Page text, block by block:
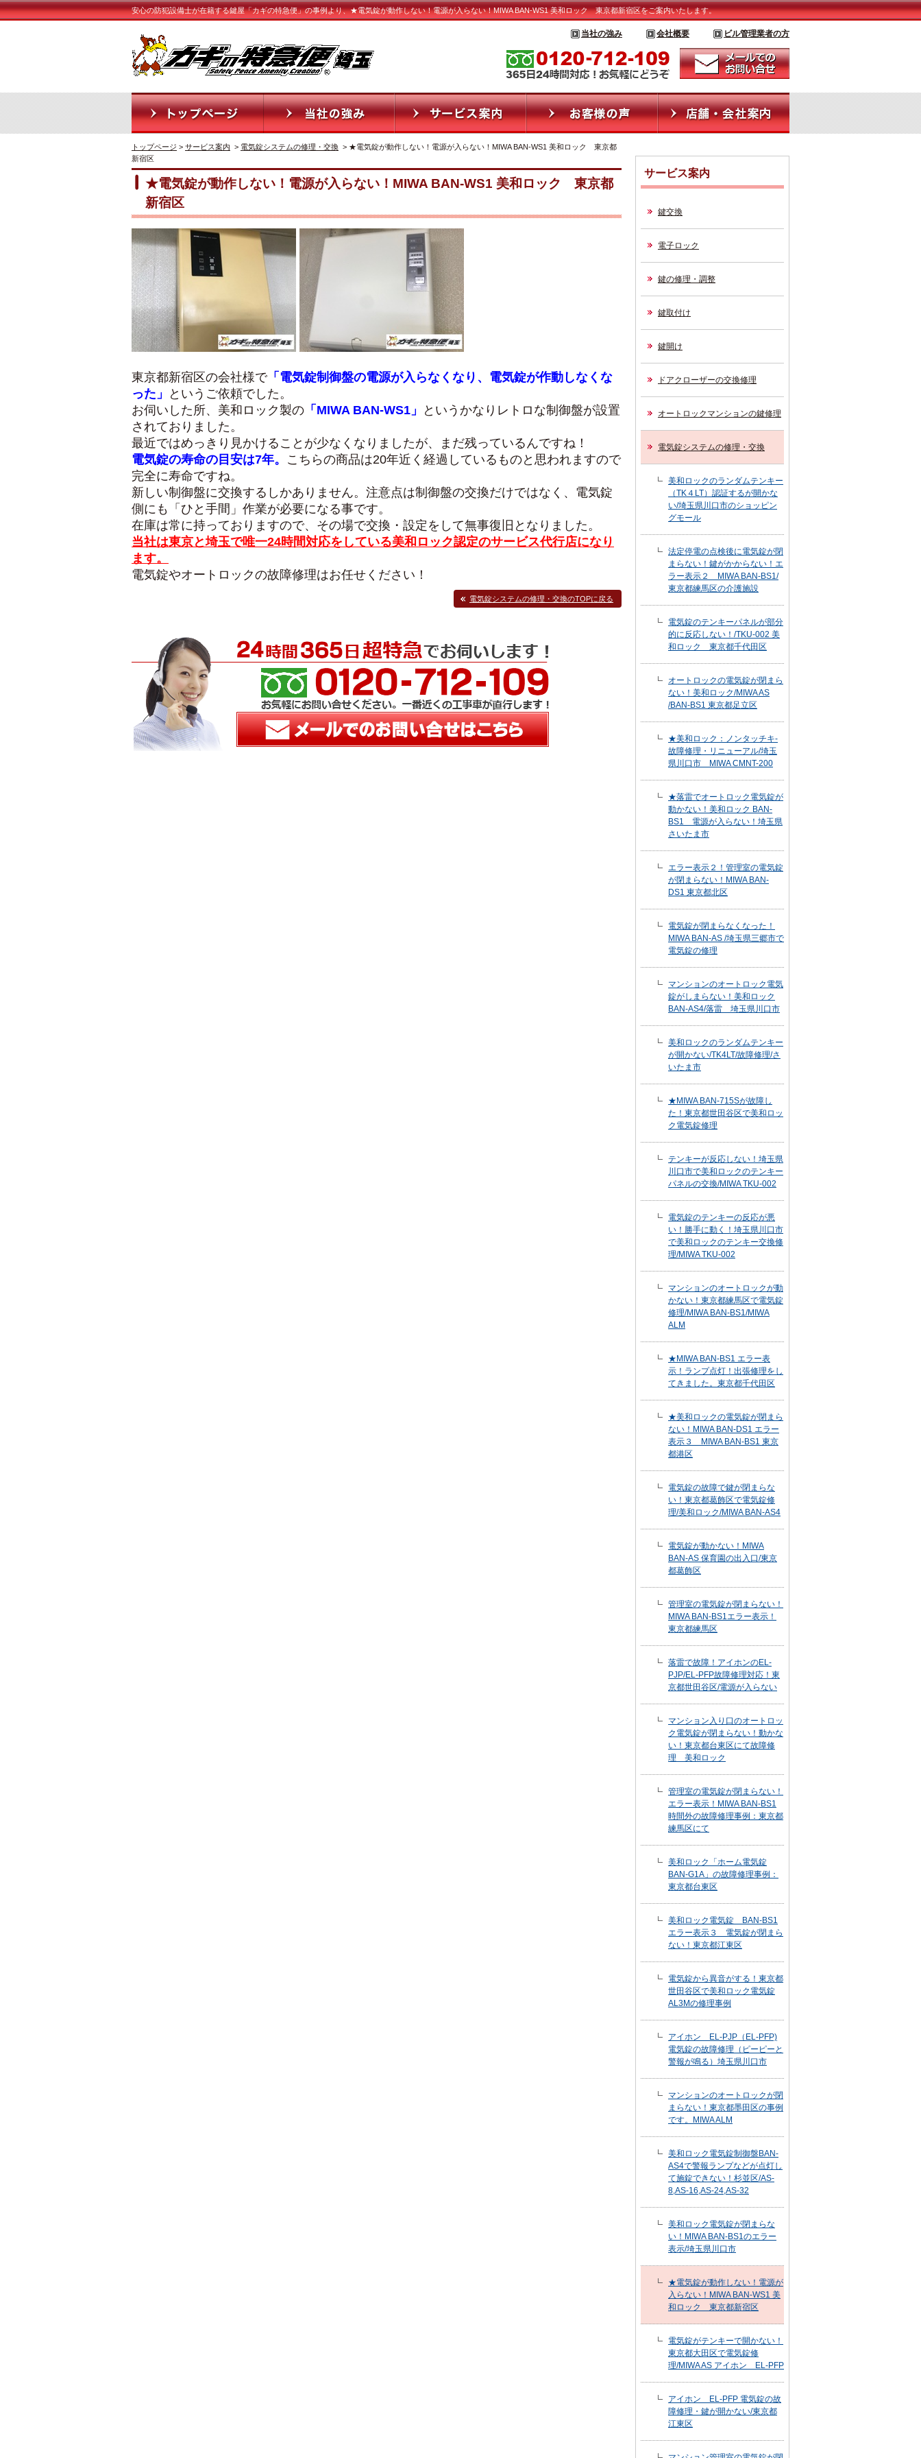
安心の防犯設備士が在籍する鍵屋「カギの特急便」の事例より、★電気錠が動作しない！電源が入らない！MIWA BAN-WS1 美和ロック 東京都新宿区をご案内いたします。
当社の強み 会社概要 ビル管理業者の方
トップページ > サービス案内 > 電気錠システムの修理・交換 > ★電気錠が動作しない！電源が入らない！MIWA BAN-WS1 美和ロック 東京都
新宿区
★電気錠が動作しない！電源が入らない！MIWA BAN-WS1 美和ロック 東京都
新宿区
東京都新宿区の会社様で「電気錠制御盤の電源が入らなくなり、電気錠が作動しなくな
った」
というご依頼でした。
お伺いした所、美和ロック製の 「MIWA BAN-WS1」
というかなりレトロな制御盤が設置
されておりました。
最近ではめっきり見かけることが少なくなりましたが、まだ残っているんですね！
電気錠の寿命の目安は7年。 こちらの商品は20年近く経過しているものと思われますので
完全に寿命ですね。
新しい制御盤に交換するしかありません。注意点は制御盤の交換だけではなく、電気錠
側にも「ひと手間」作業が必要になる事です。
在庫は常に持っておりますので、その場で交換・設定をして無事復旧となりました。
当社は東京と埼玉で唯一24時間対応をしている美和ロック認定のサービス代行店になり
ます。
電気錠やオートロックの故障修理はお任せください！
電気錠システムの修理・交換のTOPに戻る
サービス案内
鍵交換
電子ロック
鍵の修理・調整
鍵取付け
鍵開け
ドアクローザーの交換修理
オートロックマンションの鍵修理
電気錠システムの修理・交換
美和ロックのランダムテンキー
（TK４LT）認証するが開かな
い/埼玉県川口市のショッピン
グモール
法定停電の点検後に電気錠が閉
まらない！鍵がかからない！エ
ラー表示２ MIWA BAN-BS1/
東京都練馬区の介護施設
電気錠のテンキーパネルが部分
的に反応しない！/TKU-002 美
和ロック 東京都千代田区
オートロックの電気錠が閉まら
ない！美和ロック/MIWA AS
/BAN-BS1 東京都足立区
★美和ロック：ノンタッチキ-
故障修理・リニューアル/埼玉
県川口市 MIWA CMNT-200
★落雷でオートロック電気錠が
動かない！美和ロック BAN-
BS1 電源が入らない！埼玉県
さいたま市
エラー表示２！管理室の電気錠
が閉まらない！MIWA BAN-
DS1 東京都北区
電気錠が閉まらなくなった！
MIWA BAN-AS /埼玉県三郷市で
電気錠の修理
マンションのオートロック電気
錠がしまらない！美和ロック
BAN-AS4/落雷 埼玉県川口市
美和ロックのランダムテンキー
が開かない/TK4LT/故障修理/さ
いたま市
★MIWA BAN-715Sが故障し
た！東京都世田谷区で美和ロッ
ク電気錠修理
テンキーが反応しない！埼玉県
川口市で美和ロックのテンキー
パネルの交換/MIWA TKU-002
電気錠のテンキーの反応が悪
い！勝手に動く！埼玉県川口市
で美和ロックのテンキー交換修
理/MIWA TKU-002
マンションのオートロックが動
かない！東京都練馬区で電気錠
修理/MIWA BAN-BS1/MIWA
ALM
★MIWA BAN-BS1 エラー表
示！ランプ点灯！出張修理をし
てきました。東京都千代田区
★美和ロックの電気錠が閉まら
ない！MIWA BAN-DS1 エラー
表示３ MIWA BAN-BS1 東京
都港区
電気錠の故障で鍵が閉まらな
い！東京都葛飾区で電気錠修
理/美和ロック/MIWA BAN-AS4
電気錠が動かない！MIWA
BAN-AS 保育園の出入口/東京
都葛飾区
管理室の電気錠が閉まらない！
MIWA BAN-BS1エラー表示！
東京都練馬区
落雷で故障！アイホンのEL-
PJP/EL-PFP故障修理対応！東
京都世田谷区/電源が入らない
マンション入り口のオートロッ
ク電気錠が閉まらない！動かな
い！東京都台東区にて故障修
理 美和ロック
管理室の電気錠が閉まらない！
エラー表示！MIWA BAN-BS1
時間外の故障修理事例：東京都
練馬区にて
美和ロック「ホーム電気錠
BAN-G1A」の故障修理事例：
東京都台東区
美和ロック電気錠 BAN-BS1
エラー表示３ 電気錠が閉まら
ない！東京都江東区
電気錠から異音がする！東京都
世田谷区で美和ロック電気錠
AL3Mの修理事例
アイホン EL-PJP（EL-PFP)
電気錠の故障修理（ピーピーと
警報が鳴る）埼玉県川口市
マンションのオートロックが閉
まらない！東京都墨田区の事例
です。MIWA ALM
美和ロック電気錠制御盤BAN-
AS4で警報ランプなどが点灯し
て施錠できない！杉並区/AS-
8,AS-16,AS-24,AS-32
美和ロック電気錠が閉まらな
い！MIWA BAN-BS1のエラー
表示/埼玉県川口市
★電気錠が動作しない！電源が
入らない！MIWA BAN-WS1 美
和ロック 東京都新宿区
電気錠がテンキーで開かない！
東京都大田区で電気錠修
理/MIWA AS アイホン EL-PFP
アイホン EL-PFP 電気錠の故
障修理・鍵が開かない/東京都
江東区